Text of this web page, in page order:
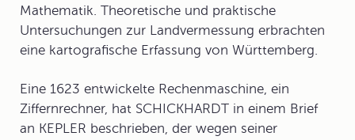
Mathematik. Theoretische und praktische
Untersuchungen zur Landvermessung erbrachten
eine kartografische Erfassung von Württemberg.
Eine 1623 entwickelte Rechenmaschine, ein
Ziffernrechner, hat SCHICKHARDT in einem Brief
an KEPLER beschrieben, der wegen seiner